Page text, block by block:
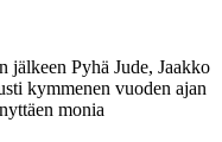
jälkeen Pyhä Jude, Jaakko
kymmenen vuoden ajan
monia